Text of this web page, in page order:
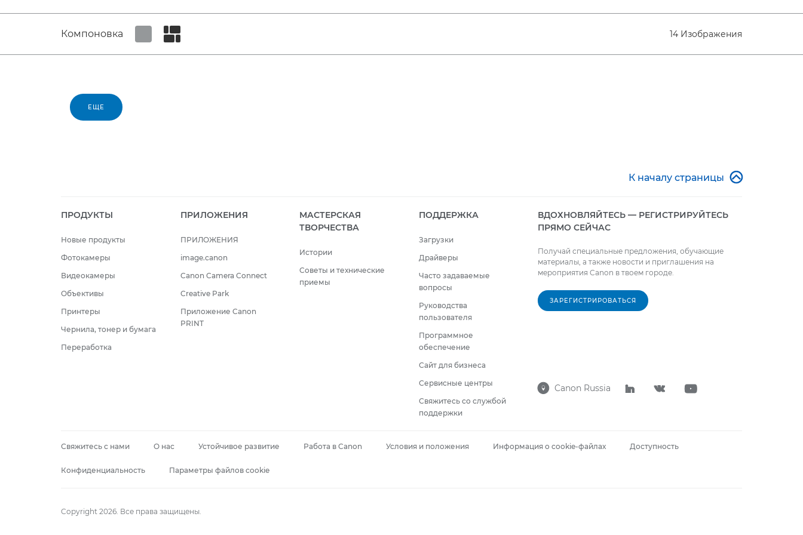
Компоновка 14 Изображения
ЕЩЕ
К началу страницы 
ПРОДУКТЫ
Новые продукты
Фотокамеры
Видеокамеры
Объективы
Принтеры
Чернила, тонер и бумага
Переработка
ПРИЛОЖЕНИЯ
ПРИЛОЖЕНИЯ
image.canon
Canon Camera Connect
Creative Park
Приложение Canon
PRINT
МАСТЕРСКАЯ
ТВОРЧЕСТВА
Истории
Советы и технические
приемы
ПОДДЕРЖКА
Загрузки
Драйверы
Часто задаваемые
вопросы
Руководства
пользователя
Программное
обеспечение
Сайт для бизнеса
Сервисные центры
Свяжитесь со службой
поддержки
ВДОХНОВЛЯЙТЕСЬ — РЕГИСТРИРУЙТЕСЬ
ПРЯМО СЕЙЧАС
Получай специальные предложения, обучающие
материалы, а также новости и приглашения на
мероприятия Canon в твоем городе.
ЗАРЕГИСТРИРОВАТЬСЯ
 Canon Russia   
Свяжитесь с нами О нас Устойчивое развитие Работа в Canon Условия и положения Информация о cookie-файлах Доступность
Конфиденциальность Параметры файлов cookie
Copyright 2026. Все права защищены.